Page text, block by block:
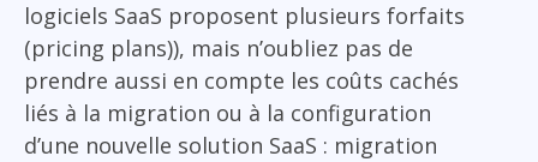
logiciels SaaS proposent plusieurs forfaits
(pricing plans)), mais n’oubliez pas de
prendre aussi en compte les coûts cachés
liés à la migration ou à la configuration
d’une nouvelle solution SaaS : migration